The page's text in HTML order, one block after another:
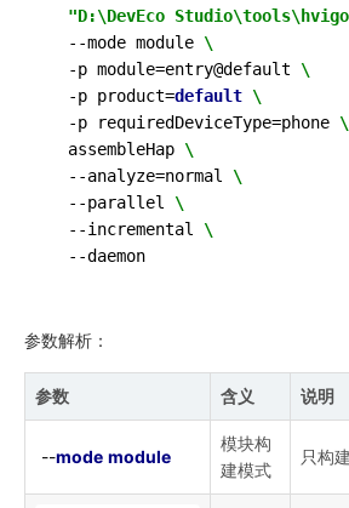
"D:\DevEco
  --mode module
\
  -p module=entry@default
\
  -p product=
default \
  -p requiredDeviceType=phone
\
  assembleHap
\
  --analyze=normal
\
  --parallel
\
  --incremental
\
参数解析：
参数 含义 说明
--mode module
模块构
建模式
只构